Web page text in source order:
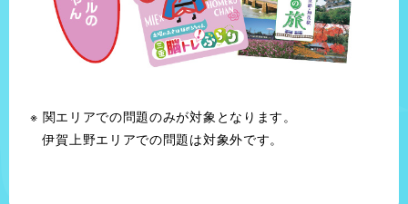
関エリアでの問題のみが対象となります。
伊賀上野エリアでの問題は対象外です。